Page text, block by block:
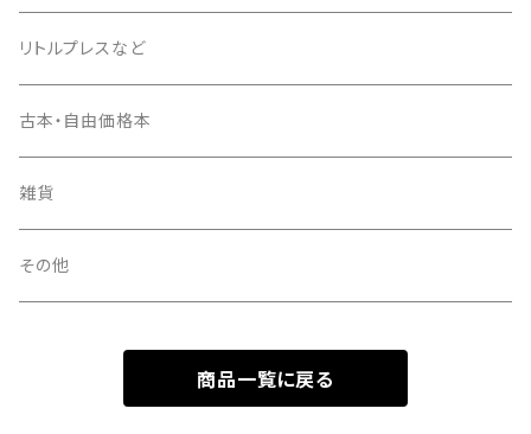
リトルプレスなど
古本・自由価格本
雑貨
その他
商品一覧に戻る